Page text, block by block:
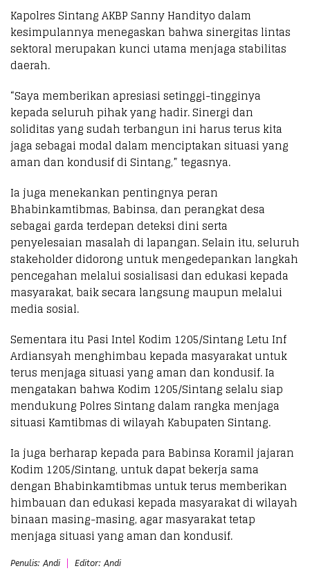
Kapolres Sintang AKBP Sanny Handityo dalam
kesimpulannya menegaskan bahwa sinergitas lintas
sektoral merupakan kunci utama menjaga stabilitas
daerah.
“Saya memberikan apresiasi setinggi-tingginya
kepada seluruh pihak yang hadir. Sinergi dan
soliditas yang sudah terbangun ini harus terus kita
jaga sebagai modal dalam menciptakan situasi yang
aman dan kondusif di Sintang,” tegasnya.
Ia juga menekankan pentingnya peran
Bhabinkamtibmas, Babinsa, dan perangkat desa
sebagai garda terdepan deteksi dini serta
penyelesaian masalah di lapangan. Selain itu, seluruh
stakeholder didorong untuk mengedepankan langkah
pencegahan melalui sosialisasi dan edukasi kepada
masyarakat, baik secara langsung maupun melalui
media sosial.
Sementara itu Pasi Intel Kodim 1205/Sintang Letu Inf
Ardiansyah menghimbau kepada masyarakat untuk
terus menjaga situasi yang aman dan kondusif. Ia
mengatakan bahwa Kodim 1205/Sintang selalu siap
mendukung Polres Sintang dalam rangka menjaga
situasi Kamtibmas di wilayah Kabupaten Sintang.
Ia juga berharap kepada para Babinsa Koramil jajaran
Kodim 1205/Sintang, untuk dapat bekerja sama
dengan Bhabinkamtibmas untuk terus memberikan
himbauan dan edukasi kepada masyarakat di wilayah
binaan masing-masing, agar masyarakat tetap
menjaga situasi yang aman dan kondusif.
Penulis: Andi Editor: Andi